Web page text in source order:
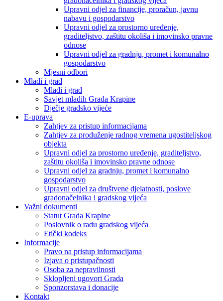
Upravni odjel za financije, proračun, javnu
nabavu i gospodarstvo
Upravni odjel za prostorno uređenje,
graditeljstvo, zaštitu okoliša i imovinsko pravne
odnose
Upravni odjel za gradnju, promet i komunalno
gospodarstvo
Mjesni odbori
Mladi i grad
Mladi i grad
Savjet mladih Grada Krapine
Dječje gradsko vijeće
E-uprava
Zahtjev za pristup informacijama
Zahtjev za produženje radnog vremena ugostiteljskog
objekta
Upravni odjel za prostorno uređenje, graditeljstvo,
zaštitu okoliša i imovinsko pravne odnose
Upravni odjel za gradnju, promet i komunalno
gospodarstvo
Upravni odjel za društvene djelatnosti, poslove
gradonačelnika i gradskog vijeća
Važni dokumenti
Statut Grada Krapine
Poslovnik o radu gradskog vijeća
Etički kodeks
Informacije
Pravo na pristup informacijama
Izjava o pristupačnosti
Osoba za nepravilnosti
Sklopljeni ugovori Grada
Sponzorstava i donacije
Kontakt